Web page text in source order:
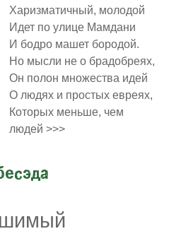
Харизматичный, молодой
Идет по улице Мамдани
И бодро машет бородой.
Но мысли не о брадобреях,
Он полон множества идей
О людях и простых евреях,
Которых меньше, чем
людей >>>